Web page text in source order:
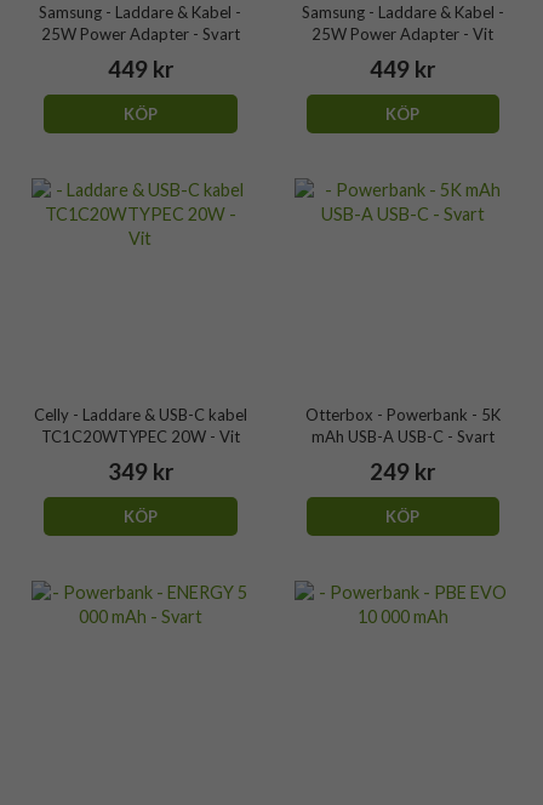
Samsung - Laddare & Kabel -
25W Power Adapter - Svart
449 kr
KÖP
Samsung - Laddare & Kabel -
25W Power Adapter - Vit
449 kr
KÖP
Celly - Laddare & USB-C kabel
TC1C20WTYPEC 20W - Vit
349 kr
KÖP
Otterbox - Powerbank - 5K
mAh USB-A USB-C - Svart
249 kr
KÖP